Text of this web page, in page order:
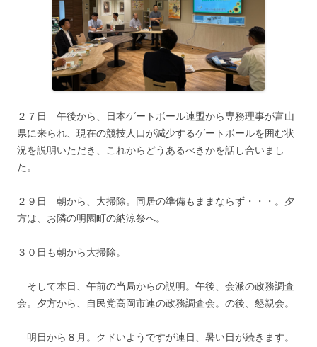
２７日 午後から、日本ゲートボール連盟から専務理事が富山
県に来られ、現在の競技人口が減少するゲートボールを囲む状
況を説明いただき、これからどうあるべきかを話し合いまし
た。
２９日 朝から、大掃除。同居の準備もままならず・・・。夕
方は、お隣の明園町の納涼祭へ。
３０日も朝から大掃除。
そして本日、午前の当局からの説明。午後、会派の政務調査
会。夕方から、自民党高岡市連の政務調査会。の後、懇親会。
明日から８月。クドいようですが連日、暑い日が続きます。